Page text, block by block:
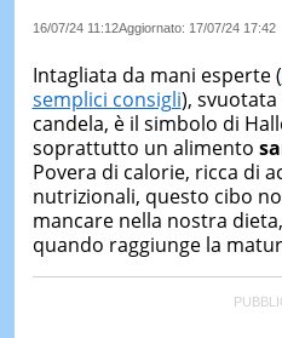
16/07/24 11:12Aggiornato: 17/07/24 17:42
Intagliata da mani esperte (
semplici consigli),
candela, è il simbolo di
soprattutto un alimento
Povera di calorie, ricca di
nutrizionali, questo cibo
mancare nella nostra
quando raggiunge la